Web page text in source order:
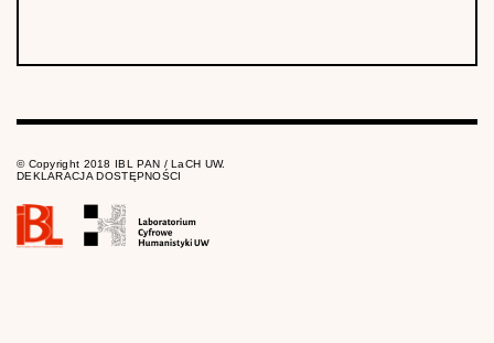
© Copyright 2018 IBL PAN / LaCH UW.
DEKLARACJA DOSTĘPNOŚCI